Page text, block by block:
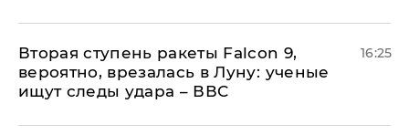
Вторая ступень ракеты Falcon 9,
вероятно, врезалась в Луну: ученые
ищут следы удара – ВВС
16:25